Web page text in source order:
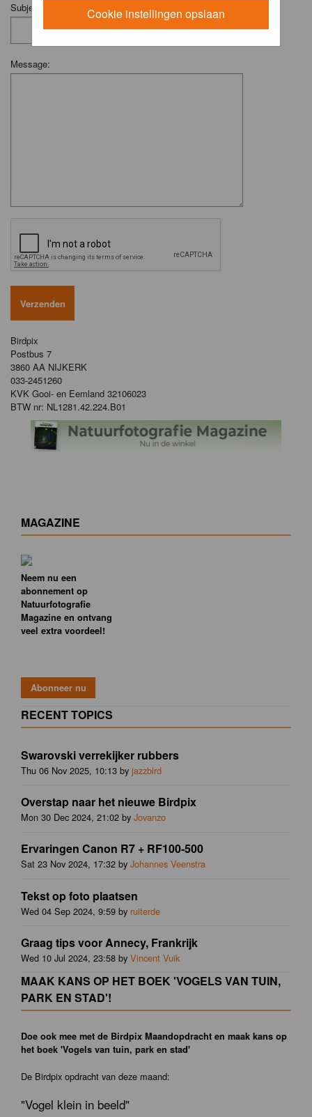
Cookie instellingen opslaan
Subject:
Message:
Birdpix
Postbus 7
3860 AA NIJKERK
033-2451260
KVK Gooi- en Eemland 32106023
BTW nr: NL1281.42.224.B01
MAGAZINE
Neem nu een
abonnement op
Natuurfotografie
Magazine en ontvang
veel extra voordeel!
RECENT TOPICS
Swarovski verrekijker rubbers
Thu 06 Nov 2025, 10:13 by jazzbird
Overstap naar het nieuwe Birdpix
Mon 30 Dec 2024, 21:02 by Jovanzo
Ervaringen Canon R7 + RF100-500
Sat 23 Nov 2024, 17:32 by Johannes Veenstra
Tekst op foto plaatsen
Wed 04 Sep 2024, 9:59 by ruiterde
Graag tips voor Annecy, Frankrijk
Wed 10 Jul 2024, 23:58 by Vincent Vuik
MAAK KANS OP HET BOEK 'VOGELS VAN TUIN,
PARK EN STAD'!
Doe ook mee met de Birdpix Maandopdracht en maak kans op
het boek 'Vogels van tuin, park en stad'
De Birdpix opdracht van deze maand:
"Vogel klein in beeld"